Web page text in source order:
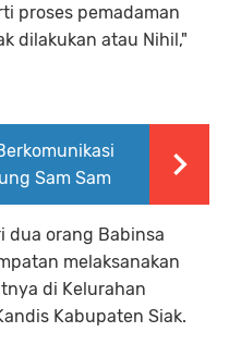
proses pemadaman
dilakukan atau Nihil,"
Sam Sam
dua orang Babinsa
melaksanakan
di Kelurahan
Kabupaten Siak.